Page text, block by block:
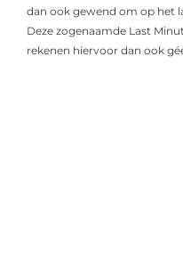
dan ook gewend om op het
Deze zogenaamde Last
rekenen hiervoor dan ook